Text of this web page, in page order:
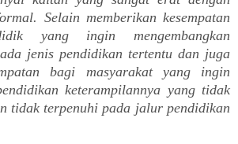
Selain memberikan kesempatan
yang ingin mengembangkan
jenis pendidikan tertentu dan juga
bagi masyarakat yang ingin
keterampilannya yang tidak
tidak terpenuhi pada jalur pendidikan